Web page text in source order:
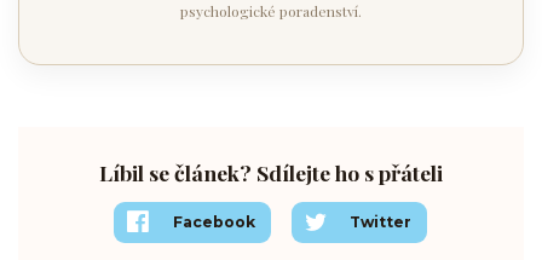
psychologické poradenství.
Líbil se článek? Sdílejte ho s přáteli
Facebook Twitter